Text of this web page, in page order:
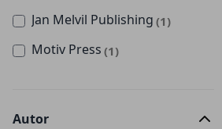
Jan Melvil Publishing (1)
Motiv Press (1)
Autor